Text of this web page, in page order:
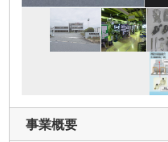
事業概要